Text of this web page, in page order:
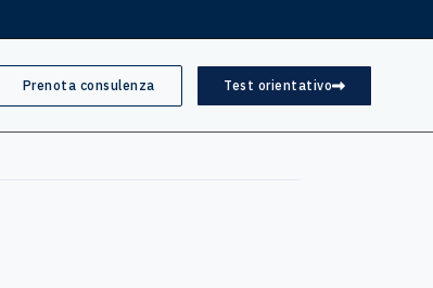
Prenota consulenza Test orientativo